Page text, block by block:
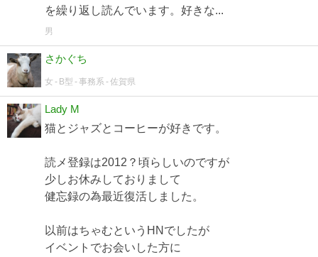
を繰り返し読んでいます。好きな...
男
さかぐち
女 B型 事務系 佐賀県
Lady M
猫とジャズとコーヒーが好きです。
読メ登録は2012？頃らしいのですが
少しお休みしておりまして
健忘録の為最近復活しました。
以前はちゃむというHNでしたが
イベントでお会いした方に